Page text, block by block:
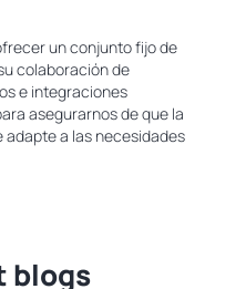
un conjunto fijo de
colaboración de
e integraciones
asegurarnos de que la
adapte a las necesidades
blogs